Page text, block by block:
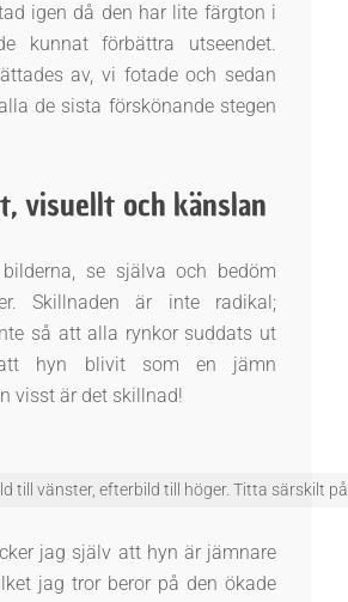
igen då den har lite färgton i
kunnat förbättra utseendet.
av, vi fotade och sedan
de sista förskönande stegen
visuellt och känslan
se själva och bedöm
Skillnaden är inte radikal;
så att alla rynkor suddats ut
hyn blivit som en jämn
visst är det skillnad!
till vänster, efterbild till höger. Titta särskilt
jag själv att hyn är jämnare
jag tror beror på den ökade